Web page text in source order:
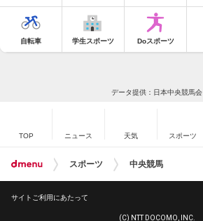
自転車 学生スポーツ Doスポーツ
データ提供：日本中央競馬会
TOP ニュース 天気 スポーツ
スポーツ 中央競馬
サイトご利用にあたって
(C) NTT DOCOMO, INC.